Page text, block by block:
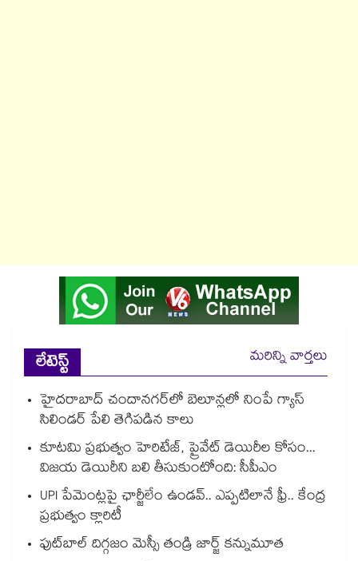
లేటెస్ట్
మరిన్ని వార్తలు
హైదరాబాద్⁪ చందానగర్⁫లో బెలూన్లలో నింపే గ్యాస్
సిలిండర్ పేలి తెగిపడిన కాలు
కూటమి ప్రభుత్వం హెరిటేజ్, ప్రైవేట్ డెయిరీల కోసం...
విజయ డెయిరీని బలి తీసుకుంటోంది: సీపీఎం
UPI పేమెంట్లపై ఛార్జీలేం ఉండవ్.. ఎప్పటిలానే ఫ్రీ.. కేంద్ర
ప్రభుత్వం క్లారిటీ
ఫుట్‎బాల్ దిగ్గజం మెస్సీ తండ్రి జార్జ్ కన్నుమూత